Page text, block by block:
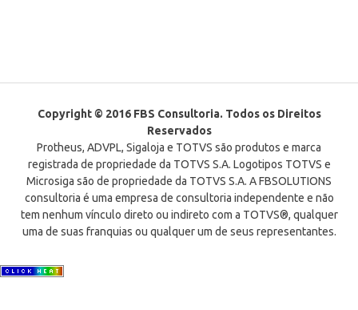
Copyright © 2016 FBS Consultoria. Todos os Direitos
Reservados
Protheus, ADVPL, Sigaloja e TOTVS são produtos e marca
registrada de propriedade da TOTVS S.A. Logotipos TOTVS e
Microsiga são de propriedade da TOTVS S.A. A FBSOLUTIONS
consultoria é uma empresa de consultoria independente e não
tem nenhum vínculo direto ou indireto com a TOTVS®, qualquer
uma de suas franquias ou qualquer um de seus representantes.